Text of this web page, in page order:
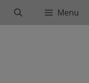
BuscarMenu